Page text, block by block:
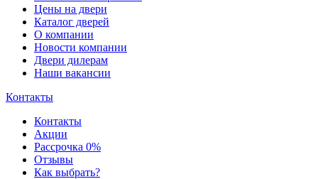
Цены на двери
Каталог дверей
О компании
Новости компании
Двери дилерам
Наши вакансии
Контакты
Контакты
Акции
Рассрочка 0%
Отзывы
Как выбрать?